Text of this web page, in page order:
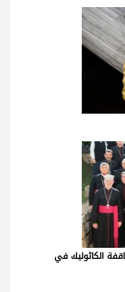
والأساقفة الكاثوليك في